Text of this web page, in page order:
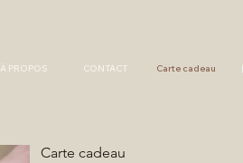
À PROPOS CONTACT Carte cadeau
Carte cadeau